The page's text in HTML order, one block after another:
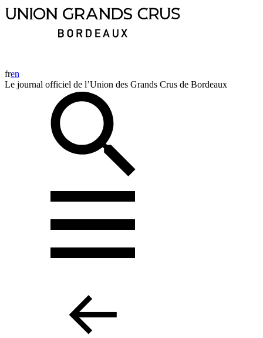
fren
Le journal officiel de l’Union des Grands Crus de Bordeaux